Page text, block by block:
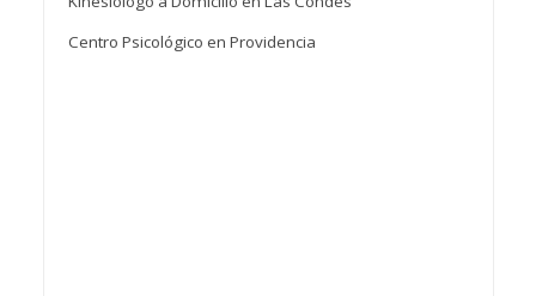
Centro Psicológico en Providencia